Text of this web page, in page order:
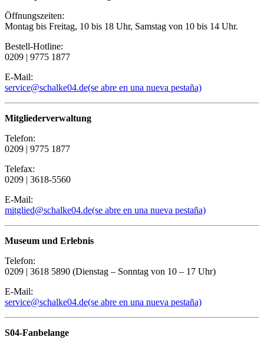
Öffnungszeiten:
Montag bis Freitag, 10 bis 18 Uhr, Samstag von 10 bis 14 Uhr.
Bestell-Hotline:
0209 | 9775 1877
E-Mail:
service@schalke04.de(se abre en una nueva pestaña)
Mitgliederverwaltung
Telefon:
0209 | 9775 1877
Telefax:
0209 | 3618-5560
E-Mail:
mitglied@schalke04.de(se abre en una nueva pestaña)
Museum und Erlebnis
Telefon:
0209 | 3618 5890 (Dienstag – Sonntag von 10 – 17 Uhr)
E-Mail:
service@schalke04.de(se abre en una nueva pestaña)
S04-Fanbelange